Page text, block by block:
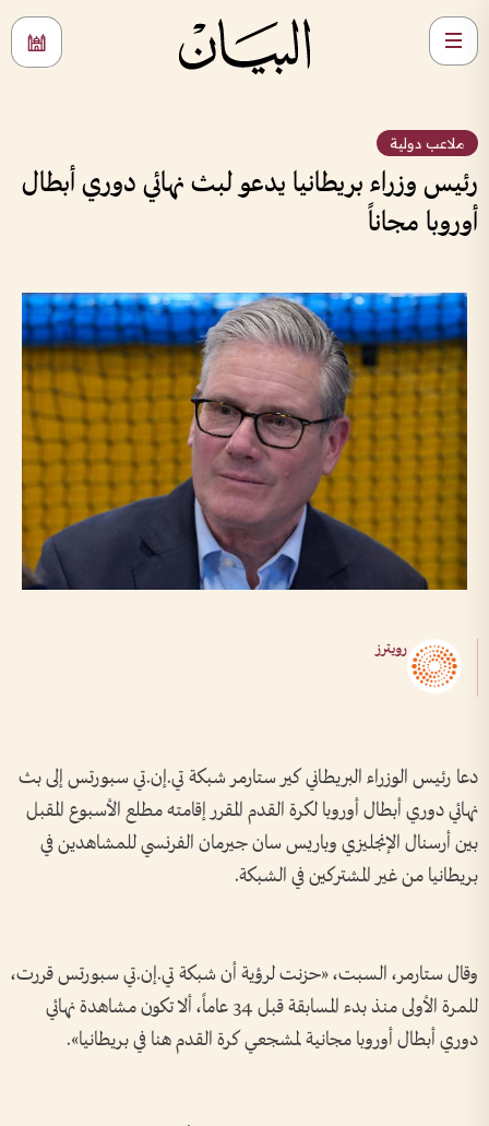
ملاعب دولية
رئيس وزراء بريطانيا يدعو لبث نهائي دوري أبطال
أوروبا مجاناً
رويترز
دعا رئيس ​الوزراء البريطاني كير ستارمر شبكة تي.إن.تي ‌سبورتس ​إلى بث
نهائي دوري أبطال أوروبا لكرة القدم المقرر إقامته مطلع الأسبوع المقبل
بين أرسنال الإنجليزي وباريس سان جيرمان الفرنسي للمشاهدين في
بريطانيا من غير المشتركين في الشبكة.
وقال ستارمر، السبت، «حزنت لرؤية أن شبكة تي.إن.تي سبورتس قررت،
للمرة الأولى منذ بدء المسابقة قبل 34 عاماً، ألا تكون مشاهدة نهائي
دوري أبطال ‌أوروبا مجانية لمشجعي كرة القدم هنا في بريطانيا».